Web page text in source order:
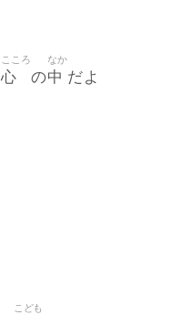
心
こころ
の中
なか
だよ
こども